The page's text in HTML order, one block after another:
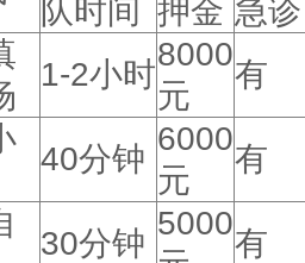
队时间 押金 急诊
1-2小时
8000
元
有
40分钟
6000
元
有
30分钟
5000
有